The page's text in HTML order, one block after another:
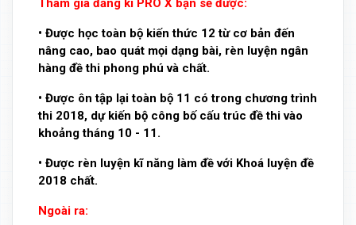
Tham gia đăng kí PRO X bạn sẽ được:
• Được học toàn bộ kiến thức 12 từ cơ bản đến
nâng cao, bao quát mọi dạng bài, rèn luyện ngân
hàng đề thi phong phú và chất.
• Được ôn tập lại toàn bộ 11 có trong chương trình
thi 2018, dự kiến bộ công bố cấu trúc đề thi vào
khoảng tháng 10 - 11.
• Được rèn luyện kĩ năng làm đề với Khoá luyện đề
2018 chất.
Ngoài ra: